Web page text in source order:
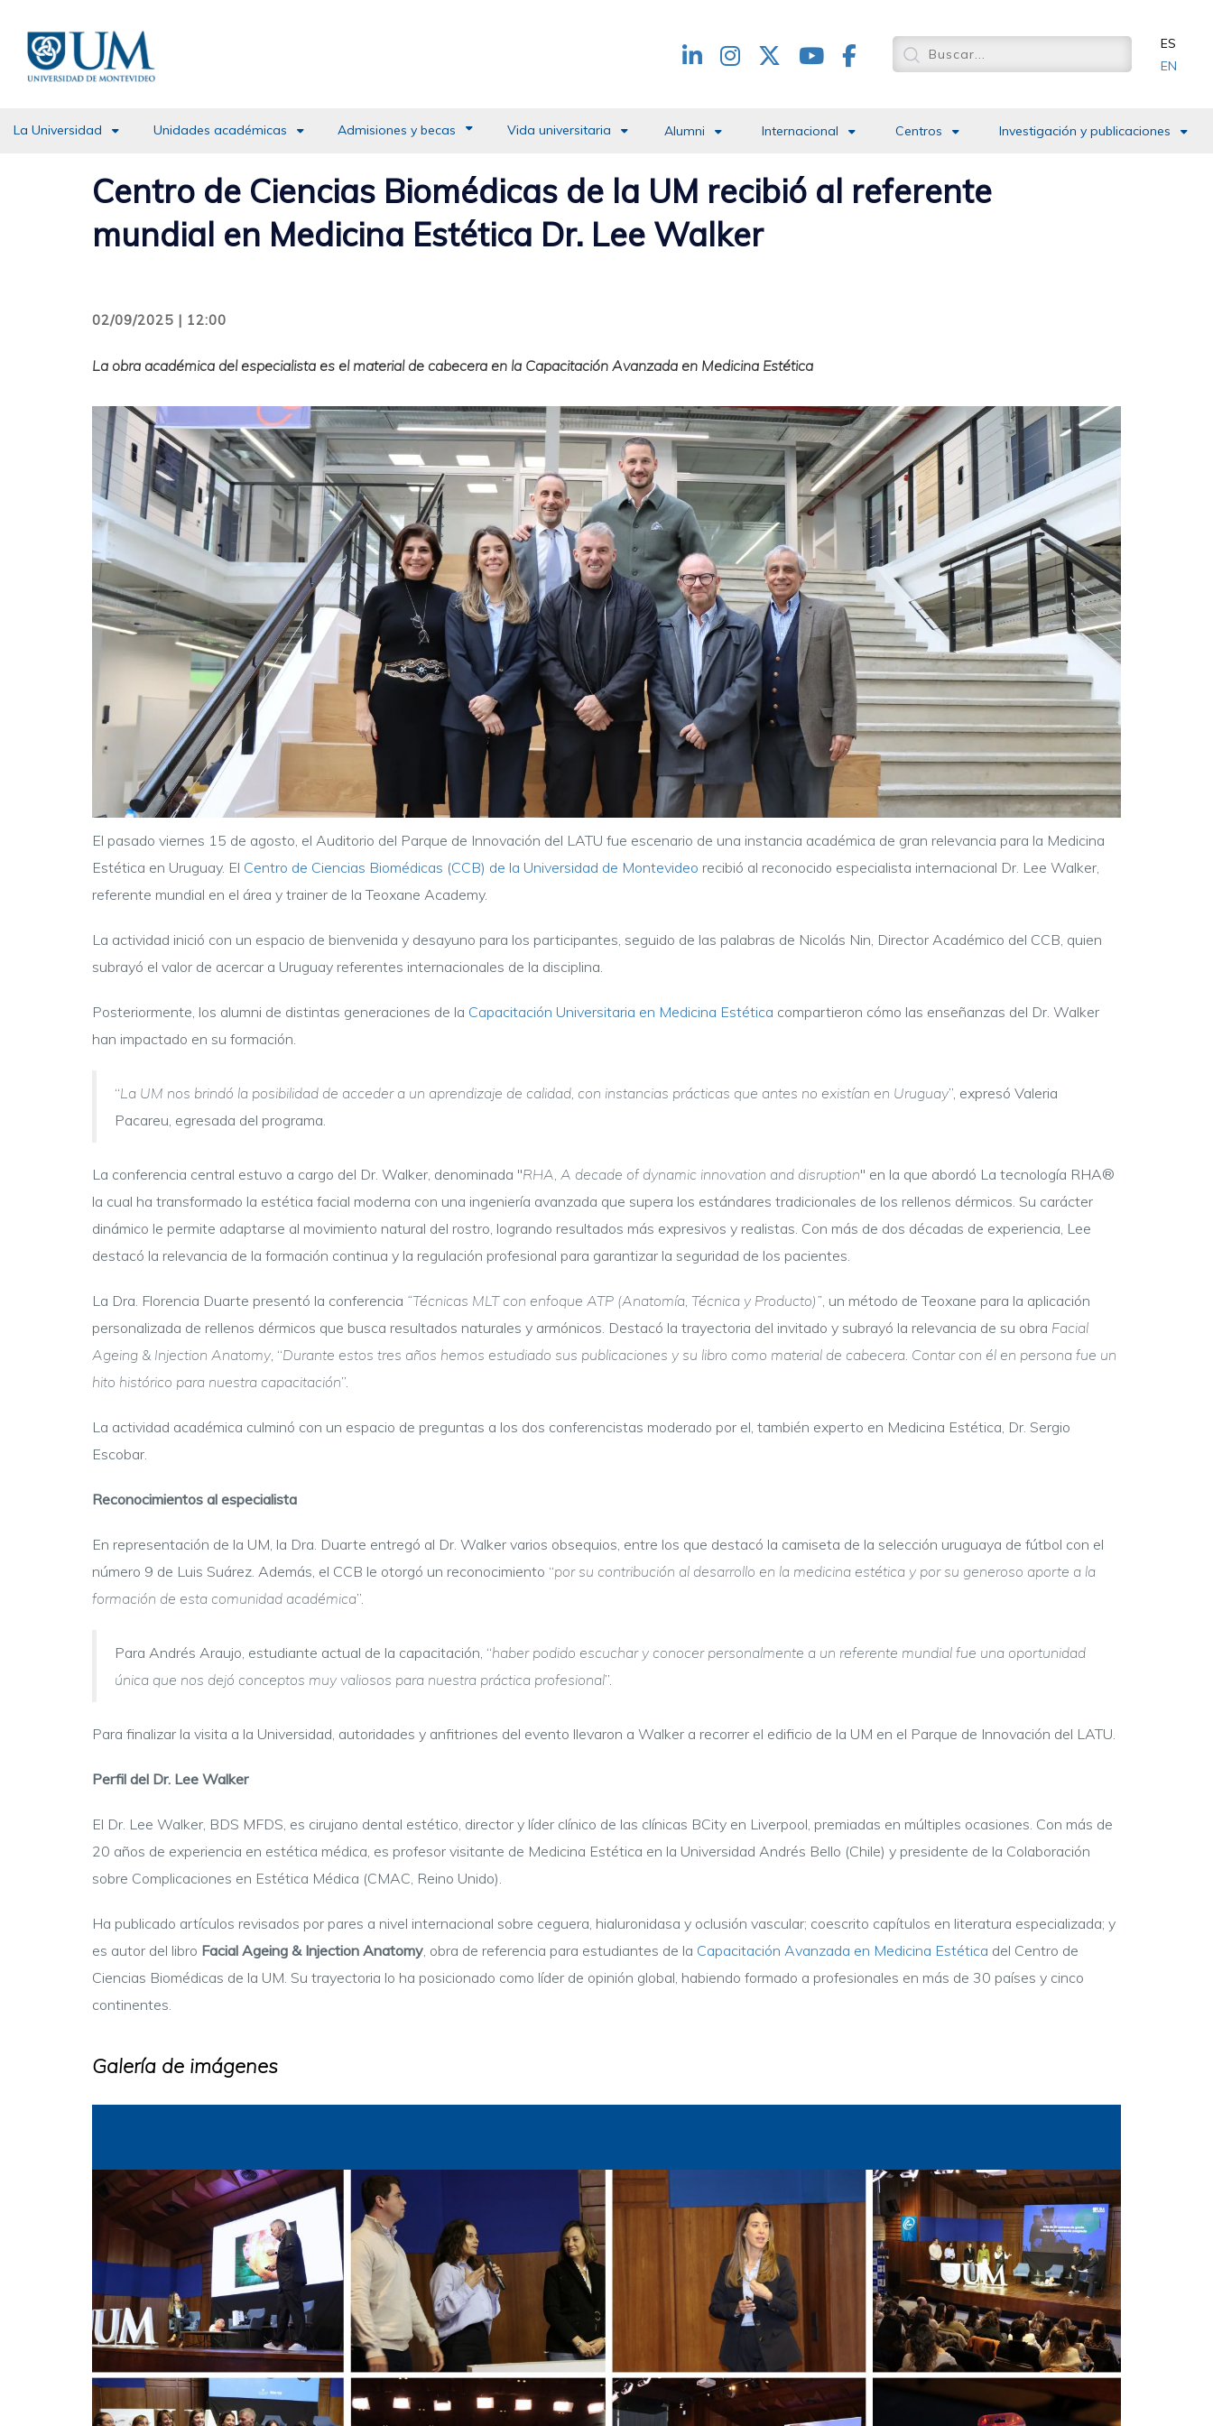
contenido
principal
Redes
ES
EN
La Universidad Unidades académicas Admisiones y becas Vida universitaria Alumni Internacional Centros Investigación y publicaciones
Centro de Ciencias Biomédicas de la UM recibió al referente
mundial en Medicina Estética Dr. Lee Walker
02/09/2025 | 12:00
La obra académica del especialista es el material de cabecera en la Capacitación Avanzada en Medicina Estética
El pasado viernes 15 de agosto, el Auditorio del Parque de Innovación del LATU fue escenario de una instancia académica de gran relevancia para la Medicina
Estética en Uruguay. El Centro de Ciencias Biomédicas (CCB) de la Universidad de Montevideo recibió al reconocido especialista internacional Dr. Lee Walker,
referente mundial en el área y trainer de la Teoxane Academy.
La actividad inició con un espacio de bienvenida y desayuno para los participantes, seguido de las palabras de Nicolás Nin, Director Académico del CCB, quien
subrayó el valor de acercar a Uruguay referentes internacionales de la disciplina.
Posteriormente, los alumni de distintas generaciones de la Capacitación Universitaria en Medicina Estética compartieron cómo las enseñanzas del Dr. Walker
han impactado en su formación.
“La UM nos brindó la posibilidad de acceder a un aprendizaje de calidad, con instancias prácticas que antes no existían en Uruguay”, expresó Valeria
Pacareu, egresada del programa.
La conferencia central estuvo a cargo del Dr. Walker, denominada "RHA, A decade of dynamic innovation and disruption" en la que abordó La tecnología RHA®
la cual ha transformado la estética facial moderna con una ingeniería avanzada que supera los estándares tradicionales de los rellenos dérmicos. Su carácter
dinámico le permite adaptarse al movimiento natural del rostro, logrando resultados más expresivos y realistas. Con más de dos décadas de experiencia, Lee
destacó la relevancia de la formación continua y la regulación profesional para garantizar la seguridad de los pacientes.
La Dra. Florencia Duarte presentó la conferencia “Técnicas MLT con enfoque ATP (Anatomía, Técnica y Producto)”, un método de Teoxane para la aplicación
personalizada de rellenos dérmicos que busca resultados naturales y armónicos. Destacó la trayectoria del invitado y subrayó la relevancia de su obra Facial
Ageing & Injection Anatomy, “Durante estos tres años hemos estudiado sus publicaciones y su libro como material de cabecera. Contar con él en persona fue un
hito histórico para nuestra capacitación”.
La actividad académica culminó con un espacio de preguntas a los dos conferencistas moderado por el, también experto en Medicina Estética, Dr. Sergio
Escobar.
Reconocimientos al especialista
En representación de la UM, la Dra. Duarte entregó al Dr. Walker varios obsequios, entre los que destacó la camiseta de la selección uruguaya de fútbol con el
número 9 de Luis Suárez. Además, el CCB le otorgó un reconocimiento “por su contribución al desarrollo en la medicina estética y por su generoso aporte a la
formación de esta comunidad académica”.
Para Andrés Araujo, estudiante actual de la capacitación, “haber podido escuchar y conocer personalmente a un referente mundial fue una oportunidad
única que nos dejó conceptos muy valiosos para nuestra práctica profesional”.
Para finalizar la visita a la Universidad, autoridades y anfitriones del evento llevaron a Walker a recorrer el edificio de la UM en el Parque de Innovación del LATU.
Perfil del Dr. Lee Walker
El Dr. Lee Walker, BDS MFDS, es cirujano dental estético, director y líder clínico de las clínicas BCity en Liverpool, premiadas en múltiples ocasiones. Con más de
20 años de experiencia en estética médica, es profesor visitante de Medicina Estética en la Universidad Andrés Bello (Chile) y presidente de la Colaboración
sobre Complicaciones en Estética Médica (CMAC, Reino Unido).
Ha publicado artículos revisados por pares a nivel internacional sobre ceguera, hialuronidasa y oclusión vascular; coescrito capítulos en literatura especializada; y
es autor del libro Facial Ageing & Injection Anatomy, obra de referencia para estudiantes de la Capacitación Avanzada en Medicina Estética del Centro de
Ciencias Biomédicas de la UM. Su trayectoria lo ha posicionado como líder de opinión global, habiendo formado a profesionales en más de 30 países y cinco
continentes.
Galería de imágenes